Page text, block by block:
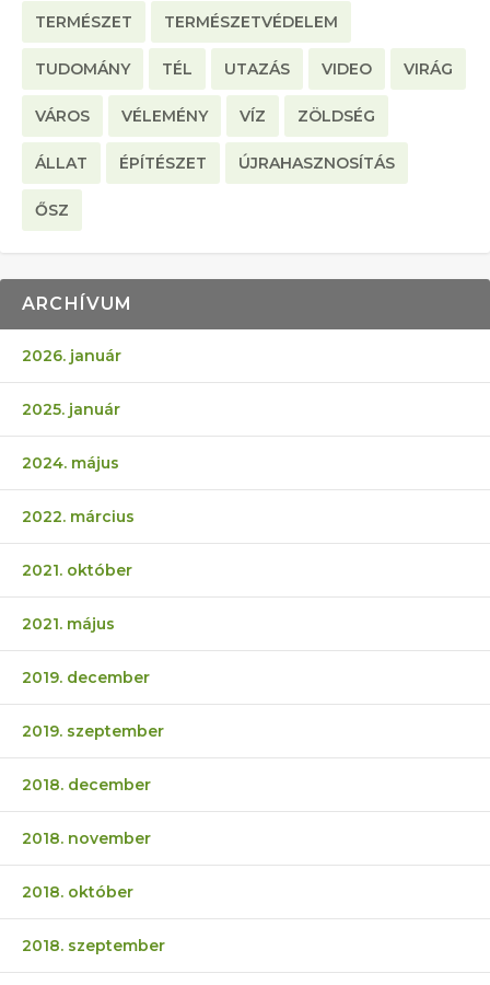
TERMÉSZET TERMÉSZETVÉDELEM
TUDOMÁNY TÉL UTAZÁS VIDEO VIRÁG
VÁROS VÉLEMÉNY VÍZ ZÖLDSÉG
ÁLLAT ÉPÍTÉSZET ÚJRAHASZNOSÍTÁS
ŐSZ
ARCHÍVUM
2026. január
2025. január
2024. május
2022. március
2021. október
2021. május
2019. december
2019. szeptember
2018. december
2018. november
2018. október
2018. szeptember